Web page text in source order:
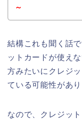
～
結構これも聞く話
ットカードが使え
方みたいにクレジ
ている可能性があり
なので、クレジッ